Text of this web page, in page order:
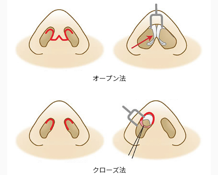
オープン法
クローズ法